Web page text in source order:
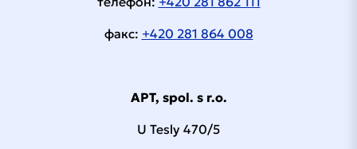
факс: +420 281 864 008
APT, spol. s r.o.
U Tesly 470/5